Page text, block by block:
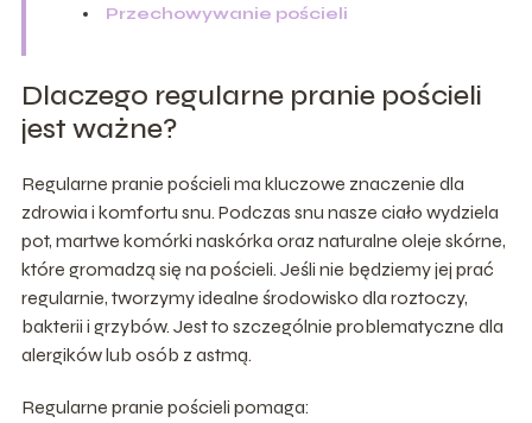
Przechowywanie pościeli
Dlaczego regularne pranie pościeli
jest ważne?
Regularne pranie pościeli ma kluczowe znaczenie dla
zdrowia i komfortu snu. Podczas snu nasze ciało wydziela
pot, martwe komórki naskórka oraz naturalne oleje skórne,
które gromadzą się na pościeli. Jeśli nie będziemy jej prać
regularnie, tworzymy idealne środowisko dla roztoczy,
bakterii i grzybów. Jest to szczególnie problematyczne dla
alergików lub osób z astmą.
Regularne pranie pościeli pomaga: